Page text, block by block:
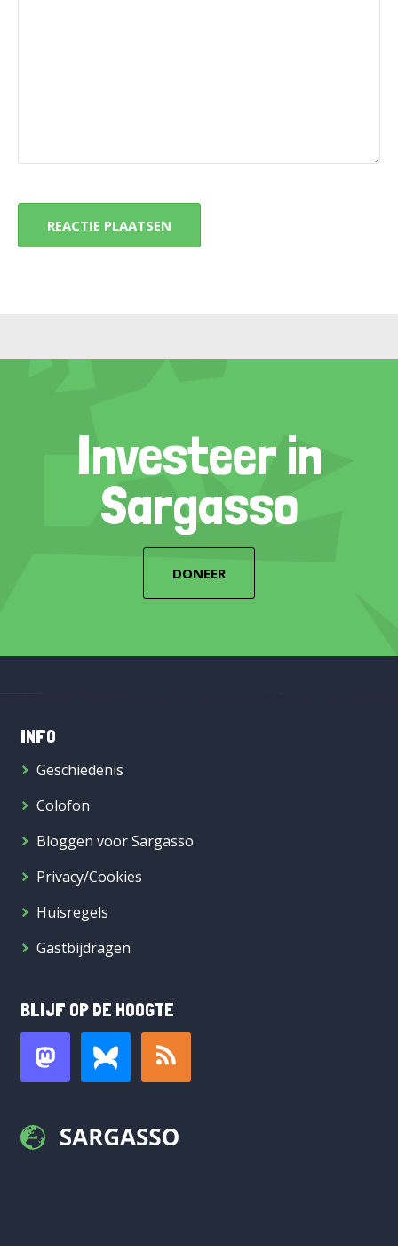
Investeer in
Sargasso
DONEER
INFO
Geschiedenis
Colofon
Bloggen voor Sargasso
Privacy/Cookies
Huisregels
Gastbijdragen
BLIJF OP DE HOOGTE